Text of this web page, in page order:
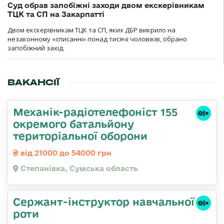
Суд обрав запобіжні заходи двом екскерівникам
ТЦК та СП на Закарпатті
Двом екскерівникам ТЦК та СП, яких ДБР викрило на
незаконному «списанні» понад тисячі чоловіків, обрано
запобіжний захід.
ВАКАНСІЇ
Механік-радіотелефоніст 155
окремого батальйону
територіальної оборони
від 21000 до 54000 грн
Степанівка, Сумська область
Сержант-інструктор навчальної
роти